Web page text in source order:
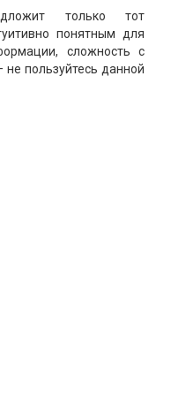
только тот
понятным для
сложность с
не пользуйтесь данной